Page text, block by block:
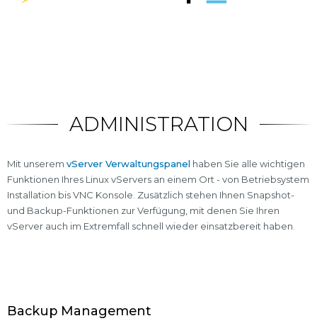
ADMINISTRATION
Mit unserem vServer Verwaltungspanel haben Sie alle wichtigen
Funktionen Ihres Linux vServers an einem Ort - von Betriebsystem
Installation bis VNC Konsole. Zusätzlich stehen Ihnen Snapshot-
und Backup-Funktionen zur Verfügung, mit denen Sie Ihren
vServer auch im Extremfall schnell wieder einsatzbereit haben.
Backup Management